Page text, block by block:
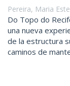
Pereira, Maria
Do Topo do
una nueva
de la estructura
caminos de